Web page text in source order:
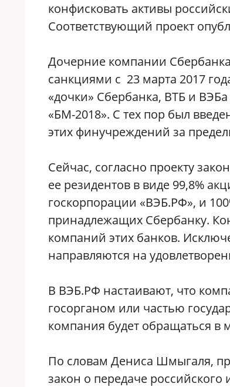
конфисковать активы
Соответствующий проект
Дочерние компании
санкциями с 23 марта 2017
«дочки» Сбербанка, ВТБ и
«БМ-2018». С тех пор был
этих финучреждений за
Сейчас, согласно проекту
ее резидентов в виде 99,8%
госкорпорации «ВЭБ.РФ», и
принадлежащих Сбербанку.
компаний этих банков.
направляются на
В ВЭБ.РФ настаивают, что
госорганом или частью
компания будет обращаться
По словам Дениса Шмыгаля,
закон о передаче